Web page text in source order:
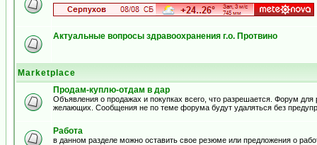
Актуальные вопросы здравоохранения г.о. Протвино
Marketplace
Продам-куплю-отдам в дар
Объявления о продажах и покупках всего, что разрешается. Форум
желающих. Сообщения не по теме форума будут удаляться без
Работа
в данном разделе можно оставить свое резюме или предложения о